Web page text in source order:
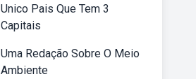
Unico Pais Que Tem 3
Capitais
Uma Redação Sobre O Meio
Ambiente